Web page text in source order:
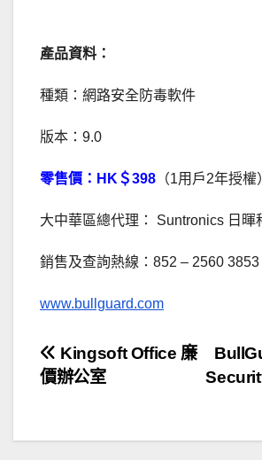
產品資料：
種類：網路安全防毒軟件
版本：9.0
零售價：HK＄398 （1用戶2年授權
大中華區總代理： Suntronics 日暉
銷售及查詢熱線：852 – 2560 3853
www.bullguard.com
文
章
導
Kingsoft Office 廉
價辦公室